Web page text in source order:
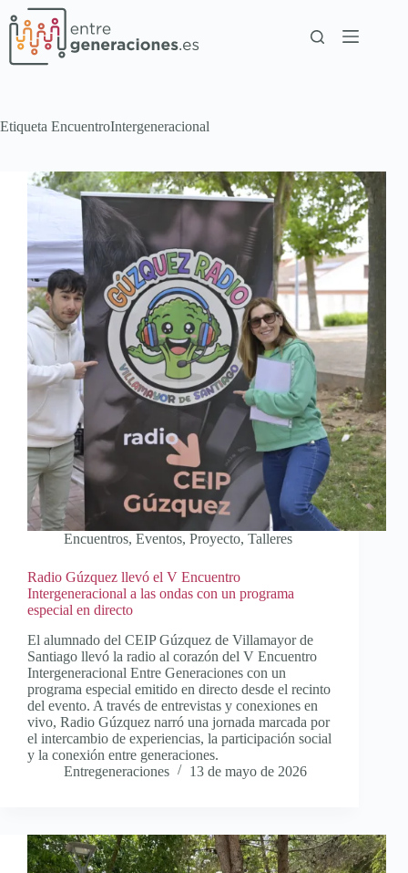
Etiqueta EncuentroIntergeneracional
Encuentros, Eventos, Proyecto, Talleres
Radio Gúzquez llevó el V Encuentro
Intergeneracional a las ondas con un programa
especial en directo
El alumnado del CEIP Gúzquez de Villamayor de
Santiago llevó la radio al corazón del V Encuentro
Intergeneracional Entre Generaciones con un
programa especial emitido en directo desde el recinto
del evento. A través de entrevistas y conexiones en
vivo, Radio Gúzquez narró una jornada marcada por
el intercambio de experiencias, la participación social
y la conexión entre generaciones.
Entregeneraciones
13 de mayo de 2026